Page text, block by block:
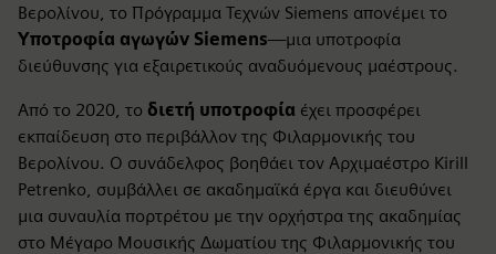
Βερολίνου, το Πρόγραμμα Τεχνών Siemens απονέμει το
Υποτροφία αγωγών Siemens—μια υποτροφία
διεύθυνσης για εξαιρετικούς αναδυόμενους μαέστρους.
Από το 2020, το διετή υποτροφία έχει προσφέρει
εκπαίδευση στο περιβάλλον της Φιλαρμονικής του
Βερολίνου. Ο συνάδελφος βοηθάει τον Αρχιμαέστρο Kirill
Petrenko, συμβάλλει σε ακαδημαϊκά έργα και διευθύνει
μια συναυλία πορτρέτου με την ορχήστρα της ακαδημίας
στο Μέγαρο Μουσικής Δωματίου της Φιλαρμονικής του